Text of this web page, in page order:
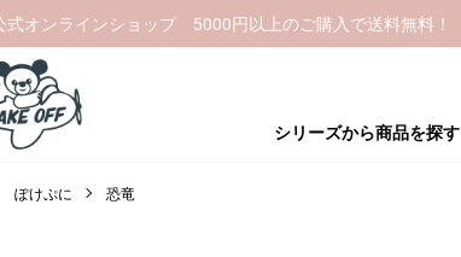
式オンラインショップ 5000円以上のご購入で送料無料！
シリーズから商品を探す
ぽけぷに 恐竜